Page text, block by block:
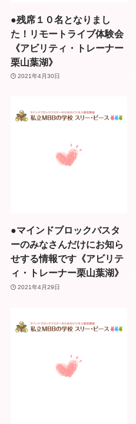
●残席１０名となりまし
た！リモートライブ体験会
《アビリティ・トレーナー
栗山葉湖》
2021年4月30日
●マインドブロックバスタ
ーのみなさんだけにお知ら
せする情報です《アビリテ
ィ・トレーナー栗山葉湖》
2021年4月29日